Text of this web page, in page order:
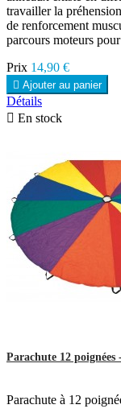
travailler la
de renforcement
parcours moteurs
Prix 14,90 €
 Ajouter au panier
Détails
 En stock
Parachute 12 poignées
Parachute à 12